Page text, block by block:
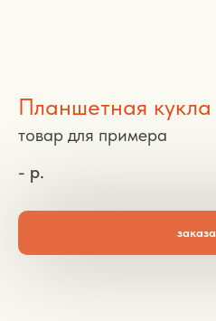
Планшетная
товар для примера
- р.